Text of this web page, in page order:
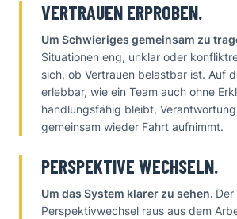
VERTRAUEN ERPROBEN.
Um Schwieriges gemeinsam zu
Situationen eng, unklar oder
sich, ob Vertrauen belastbar ist. Auf
erlebbar, wie ein Team auch ohne
handlungsfähig bleibt,
gemeinsam wieder Fahrt aufnimmt.
PERSPEKTIVE WECHSELN.
Um das System klarer zu sehen.
Perspektivwechsel raus aus dem